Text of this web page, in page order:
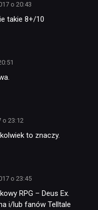
o 20:43
takie 8+/10
o 23:12
to znaczy.
o 23:45
RPG – Deus Ex.
i/lub fanów Telltale